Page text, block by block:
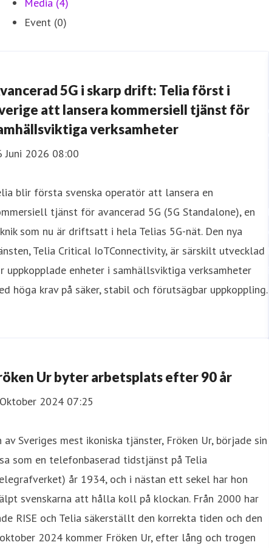
Event (0)
5G i skarp drift: Telia först i
att lansera kommersiell tjänst för
verksamheter
Juni 2026 08:00
blir första svenska operatör att lansera en
tjänst för avancerad 5G (5G Standalone), en
som nu är driftsatt i hela Telias 5G-nät. Den nya
Telia Critical IoTConnectivity, är särskilt utvecklad
uppkopplade enheter i samhällsviktiga verksamheter
höga krav på säker, stabil och förutsägbar uppkoppling.
Ur byter arbetsplats efter 90 år
2024 07:25
av Sveriges mest ikoniska tjänster, Fröken Ur, började sin
som en telefonbaserad tidstjänst på Telia
år 1934, och i nästan ett sekel har hon
svenskarna att hålla koll på klockan. Från 2000 har
RISE och Telia säkerställt den korrekta tiden och den
2024 kommer Fröken Ur, efter lång och trogen